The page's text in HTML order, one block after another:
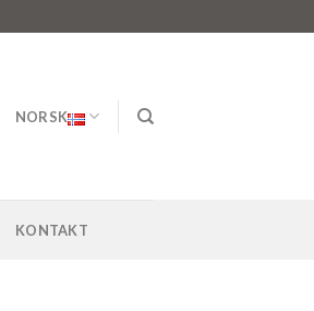
NORSK
KONTAKT